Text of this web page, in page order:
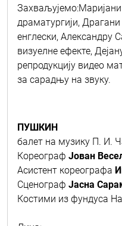
Захваљујемо:
драматургији,
енглески, Александру
визуелне ефекте,
репродукцију видео
за сарадњу на звуку.
ПУШКИН
балет на музику П. И.
Кореограф Јован
Асистент кореографа
Сценограф Јасна
Костими из фундуса